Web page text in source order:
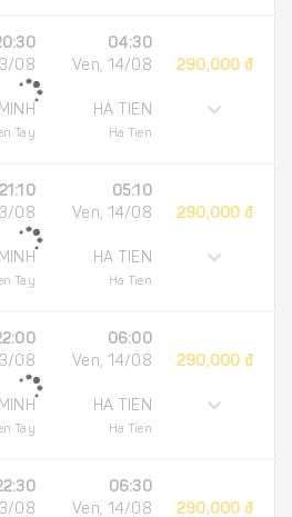
08
Tay
04:30
Ven, 14/08
HA TIEN
Ha Tien
290,000 đ
21:10
08
Tay
05:10
Ven, 14/08
HA TIEN
Ha Tien
290,000 đ
08
Tay
06:00
Ven, 14/08
HA TIEN
Ha Tien
290,000 đ
08
06:30
Ven, 14/08
290,000 đ